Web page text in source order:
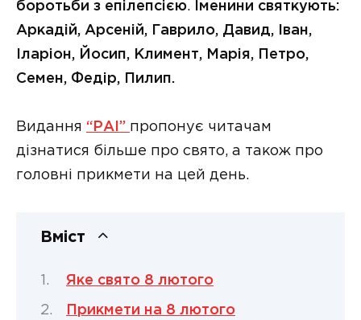
боротьби з епілепсією.
Іменини святкують:
Аркадій, Арсеній, Гаврило, Давид, Іван,
Іларіон, Йосип, Климент, Марія, Петро,
Семен, Федір, Пилип.
Видання “РАІ” пропонує читачам
дізнатися більше про свято, а також про
головні прикмети на цей день.
Вміст
Яке свято 8 лютого
Прикмети на 8 лютого